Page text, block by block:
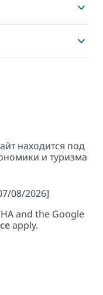
находится под
и туризма
08/2026]
and the Google
apply.